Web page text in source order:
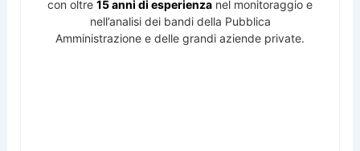
con oltre 15 anni di esperienza nel monitoraggio e
nell’analisi dei bandi della Pubblica
Amministrazione e delle grandi aziende private.